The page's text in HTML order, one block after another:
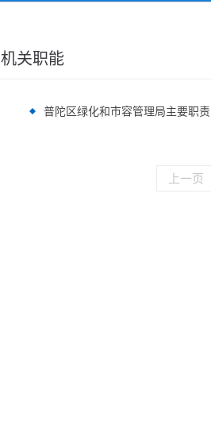
机关职能
普陀区绿化和市容管理局主要职责
上一页